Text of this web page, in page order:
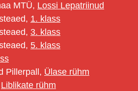
MTÜ, Lossi Lepatriinud
1. klass
3. klass
5. klass
Pillerpall, Ülase rühm
Liblikate rühm